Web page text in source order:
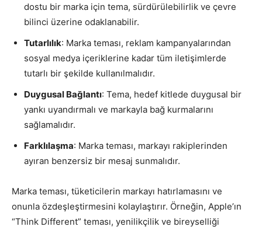
dostu bir marka için tema, sürdürülebilirlik ve çevre
bilinci üzerine odaklanabilir.
Tutarlılık: Marka teması, reklam kampanyalarından
sosyal medya içeriklerine kadar tüm iletişimlerde
tutarlı bir şekilde kullanılmalıdır.
Duygusal Bağlantı: Tema, hedef kitlede duygusal bir
yankı uyandırmalı ve markayla bağ kurmalarını
sağlamalıdır.
Farklılaşma: Marka teması, markayı rakiplerinden
ayıran benzersiz bir mesaj sunmalıdır.
Marka teması, tüketicilerin markayı hatırlamasını ve
onunla özdeşleştirmesini kolaylaştırır. Örneğin, Apple’ın
“Think Different” teması, yenilikçilik ve bireyselliği